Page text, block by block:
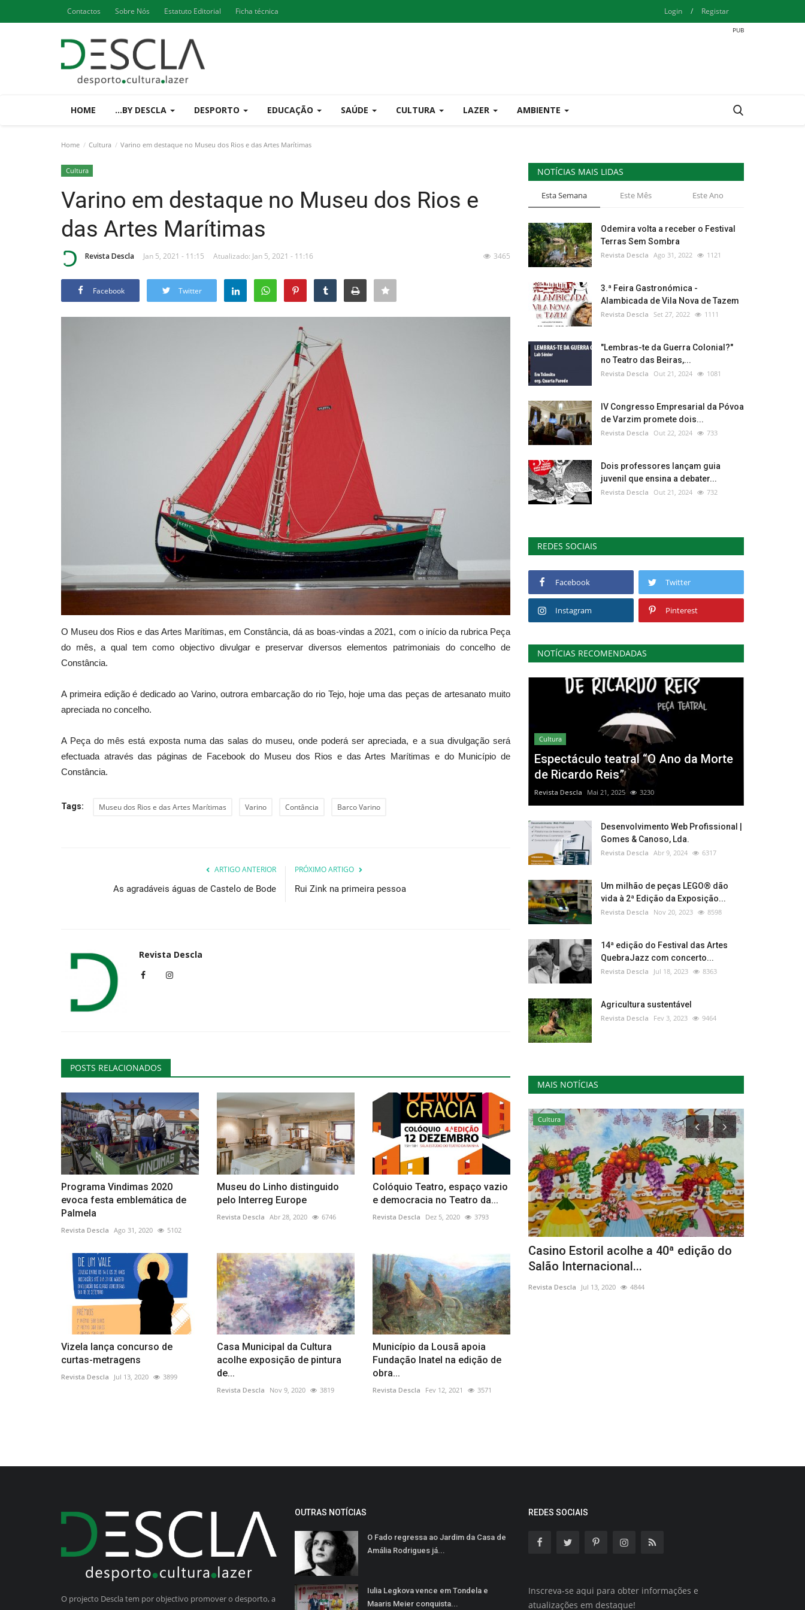
Contactos Sobre Nós Estatuto Editorial Ficha técnica Login / Registar
HOME ...BY DESCLA DESPORTO EDUCAÇÃO SAÚDE CULTURA LAZER AMBIENTE
Home Cultura Varino em destaque no Museu dos Rios e das Artes Marítimas
Cultura
Varino em destaque no Museu dos Rios e
das Artes Marítimas
Revista Descla Jan 5, 2021 - 11:15 Atualizado: Jan 5, 2021 - 11:16 3465
Facebook Twitter
O Museu dos Rios e das Artes Marítimas, em Constância, dá as boas-vindas a 2021, com o início da rubrica Peça
do mês, a qual tem como objectivo divulgar e preservar diversos elementos patrimoniais do concelho de
Constância.
A primeira edição é dedicado ao Varino, outrora embarcação do rio Tejo, hoje uma das peças de artesanato muito
apreciada no concelho.
A Peça do mês está exposta numa das salas do museu, onde poderá ser apreciada, e a sua divulgação será
efectuada através das páginas de Facebook do Museu dos Rios e das Artes Marítimas e do Município de
Constância.
Tags: Museu dos Rios e das Artes Marítimas Varino Contância Barco Varino
ARTIGO ANTERIOR
As agradáveis águas de Castelo de Bode
PRÓXIMO ARTIGO
Rui Zink na primeira pessoa
Revista Descla
POSTS RELACIONADOS
Programa Vindimas 2020
evoca festa emblemática de
Palmela
Revista Descla Ago 31, 2020 5102
Museu do Linho distinguido
pelo Interreg Europe
Revista Descla Abr 28, 2020 6746
Colóquio Teatro, espaço vazio
e democracia no Teatro da...
Revista Descla Dez 5, 2020 3793
Vizela lança concurso de
curtas-metragens
Revista Descla Jul 13, 2020 3899
Casa Municipal da Cultura
acolhe exposição de pintura
de...
Revista Descla Nov 9, 2020 3819
Município da Lousã apoia
Fundação Inatel na edição de
obra...
Revista Descla Fev 12, 2021 3571
NOTÍCIAS MAIS LIDAS
Esta Semana Este Mês Este Ano
Odemira volta a receber o Festival
Terras Sem Sombra
Revista Descla Ago 31, 2022 1121
3.ª Feira Gastronómica -
Alambicada de Vila Nova de Tazem
Revista Descla Set 27, 2022 1111
"Lembras-te da Guerra Colonial?"
no Teatro das Beiras,...
Revista Descla Out 21, 2024 1081
IV Congresso Empresarial da Póvoa
de Varzim promete dois...
Revista Descla Out 22, 2024 733
Dois professores lançam guia
juvenil que ensina a debater...
Revista Descla Out 21, 2024 732
REDES SOCIAIS
Facebook Twitter
Instagram Pinterest
NOTÍCIAS RECOMENDADAS
Cultura
Espectáculo teatral “O Ano da Morte
de Ricardo Reis”
Revista Descla Mai 21, 2025 3230
Desenvolvimento Web Profissional |
Gomes & Canoso, Lda.
Revista Descla Abr 9, 2024 6317
Um milhão de peças LEGO® dão
vida à 2ª Edição da Exposição...
Revista Descla Nov 20, 2023 8598
14ª edição do Festival das Artes
QuebraJazz com concerto...
Revista Descla Jul 18, 2023 8363
Agricultura sustentável
Revista Descla Fev 3, 2023 9464
MAIS NOTÍCIAS
Cultura
15ª Edição do Encontro de Escalada
realiza-se a 29 e 30...
Revista Descla Out 24, 2022 2591
Cultura
Recriação Histórica do Transporte da
Neve da Serra da Estrela...
Revista Descla Ago 5, 2021 4001
Cultura
Casino Estoril acolhe a 40ª edição do
Salão Internacional...
Revista Descla Jul 13, 2020 4844
O projecto Descla tem por objectivo promover o desporto, a
OUTRAS NOTÍCIAS
O Fado regressa ao Jardim da Casa de
Amália Rodrigues já...
Iulia Legkova vence em Tondela e
Maaris Meier conquista...
REDES SOCIAIS
Inscreva-se aqui para obter informações e
atualizações em destaque!